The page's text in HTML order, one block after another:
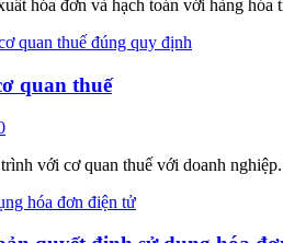
hóa đơn và hạch toán với hàng
quan thuế
với cơ quan thuế với doanh